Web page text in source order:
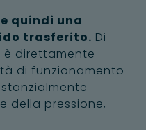
quindi una
trasferito. Di
direttamente
di funzionamento
della pressione,